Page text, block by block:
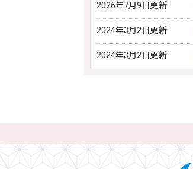
2026年7月9日更新
2024年3月2日更新
2024年3月2日更新